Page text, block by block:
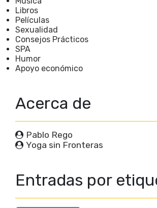
Libros
Películas
Sexualidad
Consejos Prácticos
SPA
Humor
Apoyo económico
Acerca de
Pablo Rego
Yoga sin Fronteras
Entradas por